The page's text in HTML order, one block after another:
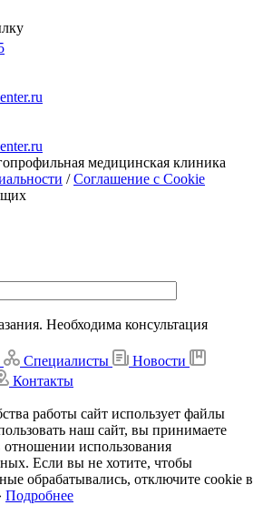
медицинская клиника
/Соглашение с Cookie
Необходима консультация
Специалисты
Новости
Контакты
работы сайт использует файлы
наш сайт, вы принимаете
отношении использования
Если вы не хотите, чтобы
обрабатывались, отключите cookie в
Подробнее